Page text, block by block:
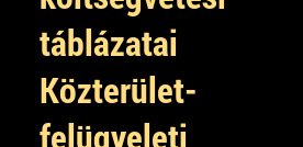
táblázatai
Közterület-
felügyeleti